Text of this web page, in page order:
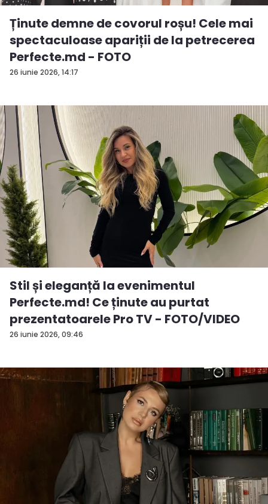
26 iunie 2026, 14:17
Ținute demne de covorul roșu! Cele mai
spectaculoase apariții de la petrecerea
Perfecte.md - FOTO
26 iunie 2026, 09:46
Stil și eleganță la evenimentul
Perfecte.md! Ce ținute au purtat
prezentatoarele Pro TV - FOTO/VIDEO